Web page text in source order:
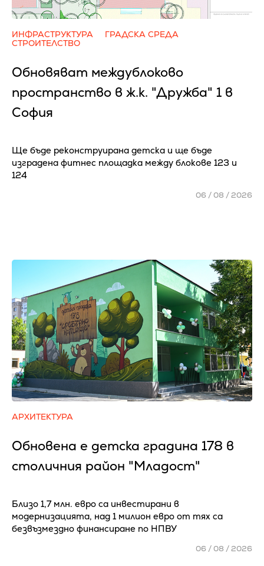
ИНФРАСТРУКТУРА
ГРАДСКА СРЕДА
СТРОИТЕЛСТВО
Обновяват междублоково
пространство в ж.к. "Дружба" 1 в
София
Ще бъде реконструирана детска и ще бъде
изградена фитнес площадка между блокове 123 и
124
06 / 08 / 2026
АРХИТЕКТУРА
Обновена е детска градина 178 в
столичния район "Младост"
Близо 1,7 млн. евро са инвестирани в
модернизацията, над 1 милион евро от тях са
безвъзмездно финансиране по НПВУ
06 / 08 / 2026